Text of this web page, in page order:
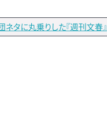
タに丸乗りした『週刊文春』